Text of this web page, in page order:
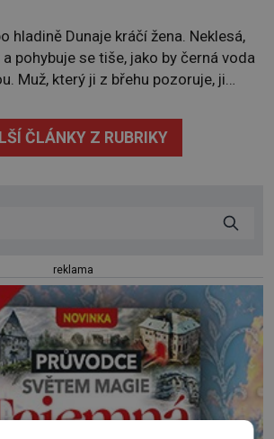
hladině Dunaje kráčí žena. Neklesá,
pohybuje se tiše, jako by černá voda
Muž, který ji z břehu pozoruje, ji
Vesnice Kisiljevo v severovýchodním
nevyřízené účty. […]
ČLÁNKY Z RUBRIKY
reklama